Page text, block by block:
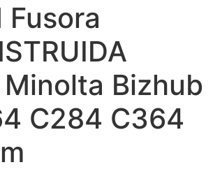
Fusora
Bizhub
C284 C364